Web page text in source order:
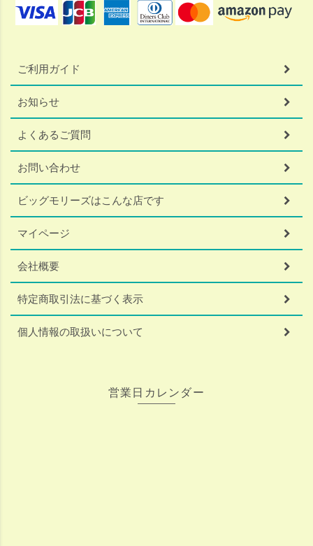
ご利用ガイド
お知らせ
よくあるご質問
お問い合わせ
ビッグモリーズはこんな店です
マイページ
会社概要
特定商取引法に基づく表示
個人情報の取扱いについて
営業日カレンダー